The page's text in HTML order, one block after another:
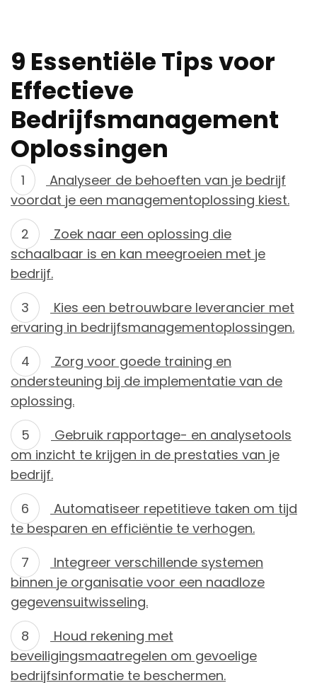
9 Essentiële Tips voor
Effectieve
Bedrijfsmanagement
Oplossingen
Analyseer de behoeften van je bedrijf
voordat je een managementoplossing kiest.
Zoek naar een oplossing die
schaalbaar is en kan meegroeien met je
bedrijf.
Kies een betrouwbare leverancier met
ervaring in bedrijfsmanagementoplossingen.
Zorg voor goede training en
ondersteuning bij de implementatie van de
oplossing.
Gebruik rapportage- en analysetools
om inzicht te krijgen in de prestaties van je
bedrijf.
Automatiseer repetitieve taken om tijd
te besparen en efficiëntie te verhogen.
Integreer verschillende systemen
binnen je organisatie voor een naadloze
gegevensuitwisseling.
Houd rekening met
beveiligingsmaatregelen om gevoelige
bedrijfsinformatie te beschermen.